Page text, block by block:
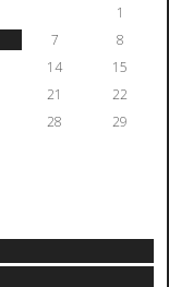
1
7
8
14
15
21
22
28
29